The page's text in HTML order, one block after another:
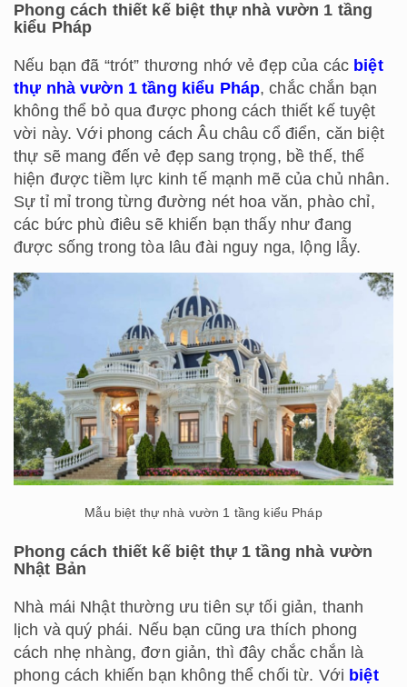
Phong cách thiết kế biệt thự nhà vườn 1 tầng
kiểu Pháp
Nếu bạn đã “trót” thương nhớ vẻ đẹp của các biệt
thự nhà vườn 1 tầng kiểu Pháp, chắc chắn bạn
không thể bỏ qua được phong cách thiết kế tuyệt
vời này. Với phong cách Âu châu cổ điển, căn biệt
thự sẽ mang đến vẻ đẹp sang trọng, bề thế, thể
hiện được tiềm lực kinh tế mạnh mẽ của chủ nhân.
Sự tỉ mỉ trong từng đường nét hoa văn, phào chỉ,
các bức phù điêu sẽ khiến bạn thấy như đang
được sống trong tòa lâu đài nguy nga, lộng lẫy.
Mẫu biệt thự nhà vườn 1 tầng kiểu Pháp
Phong cách thiết kế biệt thự 1 tầng nhà vườn
Nhật Bản
Nhà mái Nhật thường ưu tiên sự tối giản, thanh
lịch và quý phái. Nếu bạn cũng ưa thích phong
cách nhẹ nhàng, đơn giản, thì đây chắc chắn là
phong cách khiến bạn không thể chối từ. Với biệt